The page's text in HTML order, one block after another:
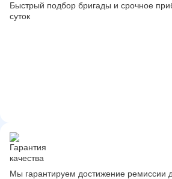
Быстрый подбор бригады и срочное
суток
Мы гарантируем достижение ремиссии